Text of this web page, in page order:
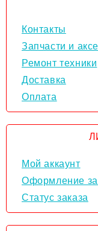
Контакты
Запчасти и
Ремонт техники
Доставка
Оплата
Мой аккаунт
Оформление
Статус заказа